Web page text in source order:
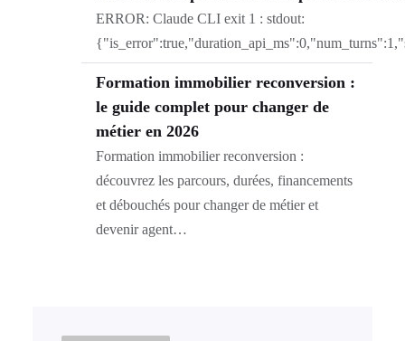
ERROR: Claude CLI exit 1 : stdout:
Formation immobilier reconversion :
le guide complet pour changer de
métier en 2026
Formation immobilier reconversion :
découvrez les parcours, durées, financements
et débouchés pour changer de métier et
devenir agent…